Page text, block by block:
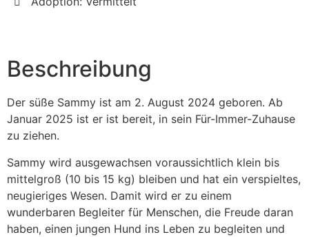
Beschreibung
Der süße Sammy ist am 2. August 2024 geboren. Ab
Januar 2025 ist er ist bereit, in sein Für-Immer-Zuhause
zu ziehen.
Sammy wird ausgewachsen voraussichtlich klein bis
mittelgroß (10 bis 15 kg) bleiben und hat ein verspieltes,
neugieriges Wesen. Damit wird er zu einem
wunderbaren Begleiter für Menschen, die Freude daran
haben, einen jungen Hund ins Leben zu begleiten und